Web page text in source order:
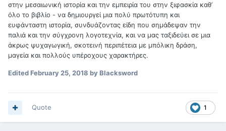
στην μεσαιωνική ιστορία και την εμπειρία του στην ξιφασκία καθ’
όλο το βιβλίο - να δημιουργεί μια πολύ πρωτότυπη και
ευφάνταστη ιστορία, συνδυάζοντας είδη που σημάδεψαν την
παλιά και την σύγχρονη λογοτεχνία, και να μας ταξιδεύει σε μια
άκρως ψυχαγωγική, σκοτεινή περιπέτεια με μπόλικη δράση,
μαγεία και πολλούς υπέροχους χαρακτήρες.
EditedFebruary 25, 2018 by Blacksword
1
Quote